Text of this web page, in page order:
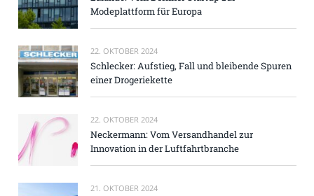
Modeplattform für Europa
22. OKTOBER 2024
Schlecker: Aufstieg, Fall und bleibende Spuren
einer Drogeriekette
22. OKTOBER 2024
Neckermann: Vom Versandhandel zur
Innovation in der Luftfahrtbranche
21. OKTOBER 2024